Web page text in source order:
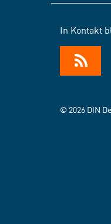
In Kontakt
© 2026 DIN